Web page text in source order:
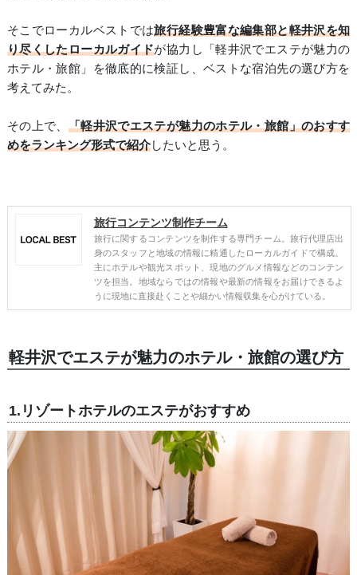
そこでローカルベストでは旅行経験豊富な編集部と軽井沢を知
り尽くしたローカルガイドが協力し「軽井沢でエステが魅力の
ホテル・旅館」を徹底的に検証し、ベストな宿泊先の選び方を
考えてみた。
その上で、 「軽井沢でエステが魅力のホテル・旅館」のおすす
めをランキング形式で紹介したいと思う。
旅行コンテンツ制作チーム
旅行に関するコンテンツを制作する専門チーム。旅行代理店出
身のスタッフと地域の情報に精通したローカルガイドで構成。
主にホテルや観光スポット、現地のグルメ情報などのコンテン
ツを担当。地域ならではの情報や最新の情報をお届けできるよ
うに現地に直接赴くことや細かい情報収集を心がけている。
軽井沢でエステが魅力のホテル・旅館の選び方
1.リゾートホテルのエステがおすすめ